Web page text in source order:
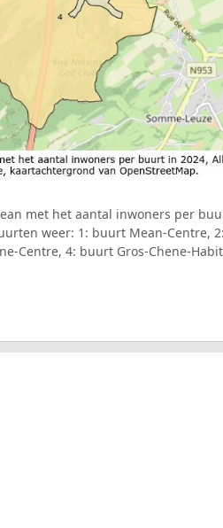
met het aantal inwoners per
weer: 1: buurt Mean-Centre,
Centre, 4: buurt Gros-Chene-